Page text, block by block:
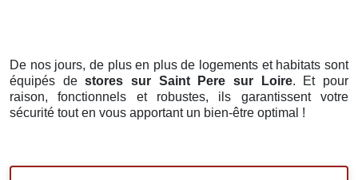
De nos jours, de plus en plus de logements et habitats sont
équipés destores sur Saint Pere sur Loire. Et pour
raison, fonctionnels et robustes, ils garantissent votre
sécurité tout en vous apportant un bien-être optimal !